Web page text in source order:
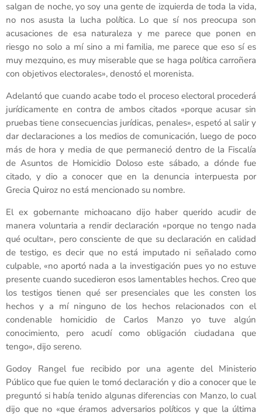
salgan de noche, yo soy una gente de izquierda de toda la vida,
no nos asusta la lucha política. Lo que sí nos preocupa son
acusaciones de esa naturaleza y me parece que ponen en
riesgo no solo a mí sino a mi familia, me parece que eso sí es
muy mezquino, es muy miserable que se haga política carroñera
con objetivos electorales», denostó el morenista.
Adelantó que cuando acabe todo el proceso electoral procederá
jurídicamente en contra de ambos citados «porque acusar sin
pruebas tiene consecuencias jurídicas, penales», espetó al salir y
dar declaraciones a los medios de comunicación, luego de poco
más de hora y media de que permaneció dentro de la Fiscalía
de Asuntos de Homicidio Doloso este sábado, a dónde fue
citado, y dio a conocer que en la denuncia interpuesta por
Grecia Quiroz no está mencionado su nombre.
El ex gobernante michoacano dijo haber querido acudir de
manera voluntaria a rendir declaración «porque no tengo nada
qué ocultar», pero consciente de que su declaración en calidad
de testigo, es decir que no está imputado ni señalado como
culpable, «no aportó nada a la investigación pues yo no estuve
presente cuando sucedieron esos lamentables hechos. Creo que
los testigos tienen qué ser presenciales que les consten los
hechos y a mí ninguno de los hechos relacionados con el
condenable homicidio de Carlos Manzo yo tuve algún
conocimiento, pero acudí como obligación ciudadana que
tengo», dijo sereno.
Godoy Rangel fue recibido por una agente del Ministerio
Público que fue quien le tomó declaración y dio a conocer que le
preguntó si había tenido algunas diferencias con Manzo, lo cual
dijo que no «que éramos adversarios políticos y que la última